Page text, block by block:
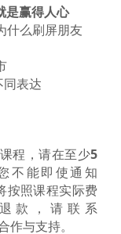
是赢得人心
什么刷屏朋友
表达
程，请在至少5
不能即使通知
按照课程实际费
款，请联系
作与支持。